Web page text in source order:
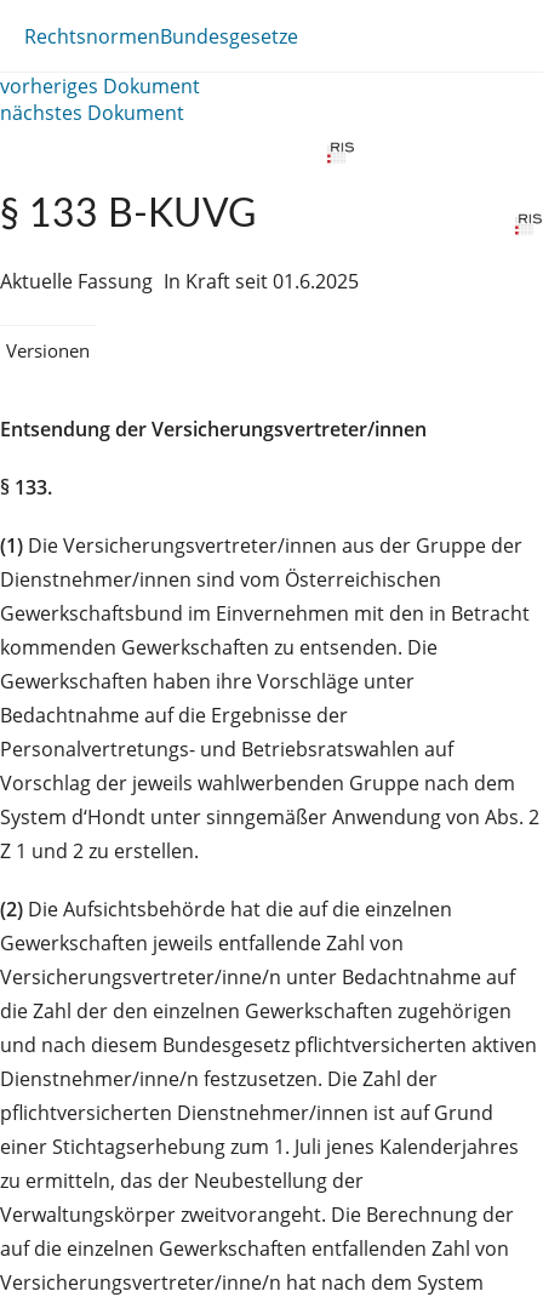
RechtsnormenBundesgesetze
vorheriges Dokument
nächstes Dokument
§ 133 B-KUVG
Aktuelle Fassung In Kraft seit 01.6.2025
Versionen
Entsendung der Versicherungsvertreter/innen
§ 133.
(1) Die Versicherungsvertreter/innen aus der Gruppe der
Dienstnehmer/innen sind vom Österreichischen
Gewerkschaftsbund im Einvernehmen mit den in Betracht
kommenden Gewerkschaften zu entsenden. Die
Gewerkschaften haben ihre Vorschläge unter
Bedachtnahme auf die Ergebnisse der
Personalvertretungs- und Betriebsratswahlen auf
Vorschlag der jeweils wahlwerbenden Gruppe nach dem
System d‘Hondt unter sinngemäßer Anwendung von Abs. 2
Z 1 und 2 zu erstellen.
(2) Die Aufsichtsbehörde hat die auf die einzelnen
Gewerkschaften jeweils entfallende Zahl von
Versicherungsvertreter/inne/n unter Bedachtnahme auf
die Zahl der den einzelnen Gewerkschaften zugehörigen
und nach diesem Bundesgesetz pflichtversicherten aktiven
Dienstnehmer/inne/n festzusetzen. Die Zahl der
pflichtversicherten Dienstnehmer/innen ist auf Grund
einer Stichtagserhebung zum 1. Juli jenes Kalenderjahres
zu ermitteln, das der Neubestellung der
Verwaltungskörper zweitvorangeht. Die Berechnung der
auf die einzelnen Gewerkschaften entfallenden Zahl von
Versicherungsvertreter/inne/n hat nach dem System